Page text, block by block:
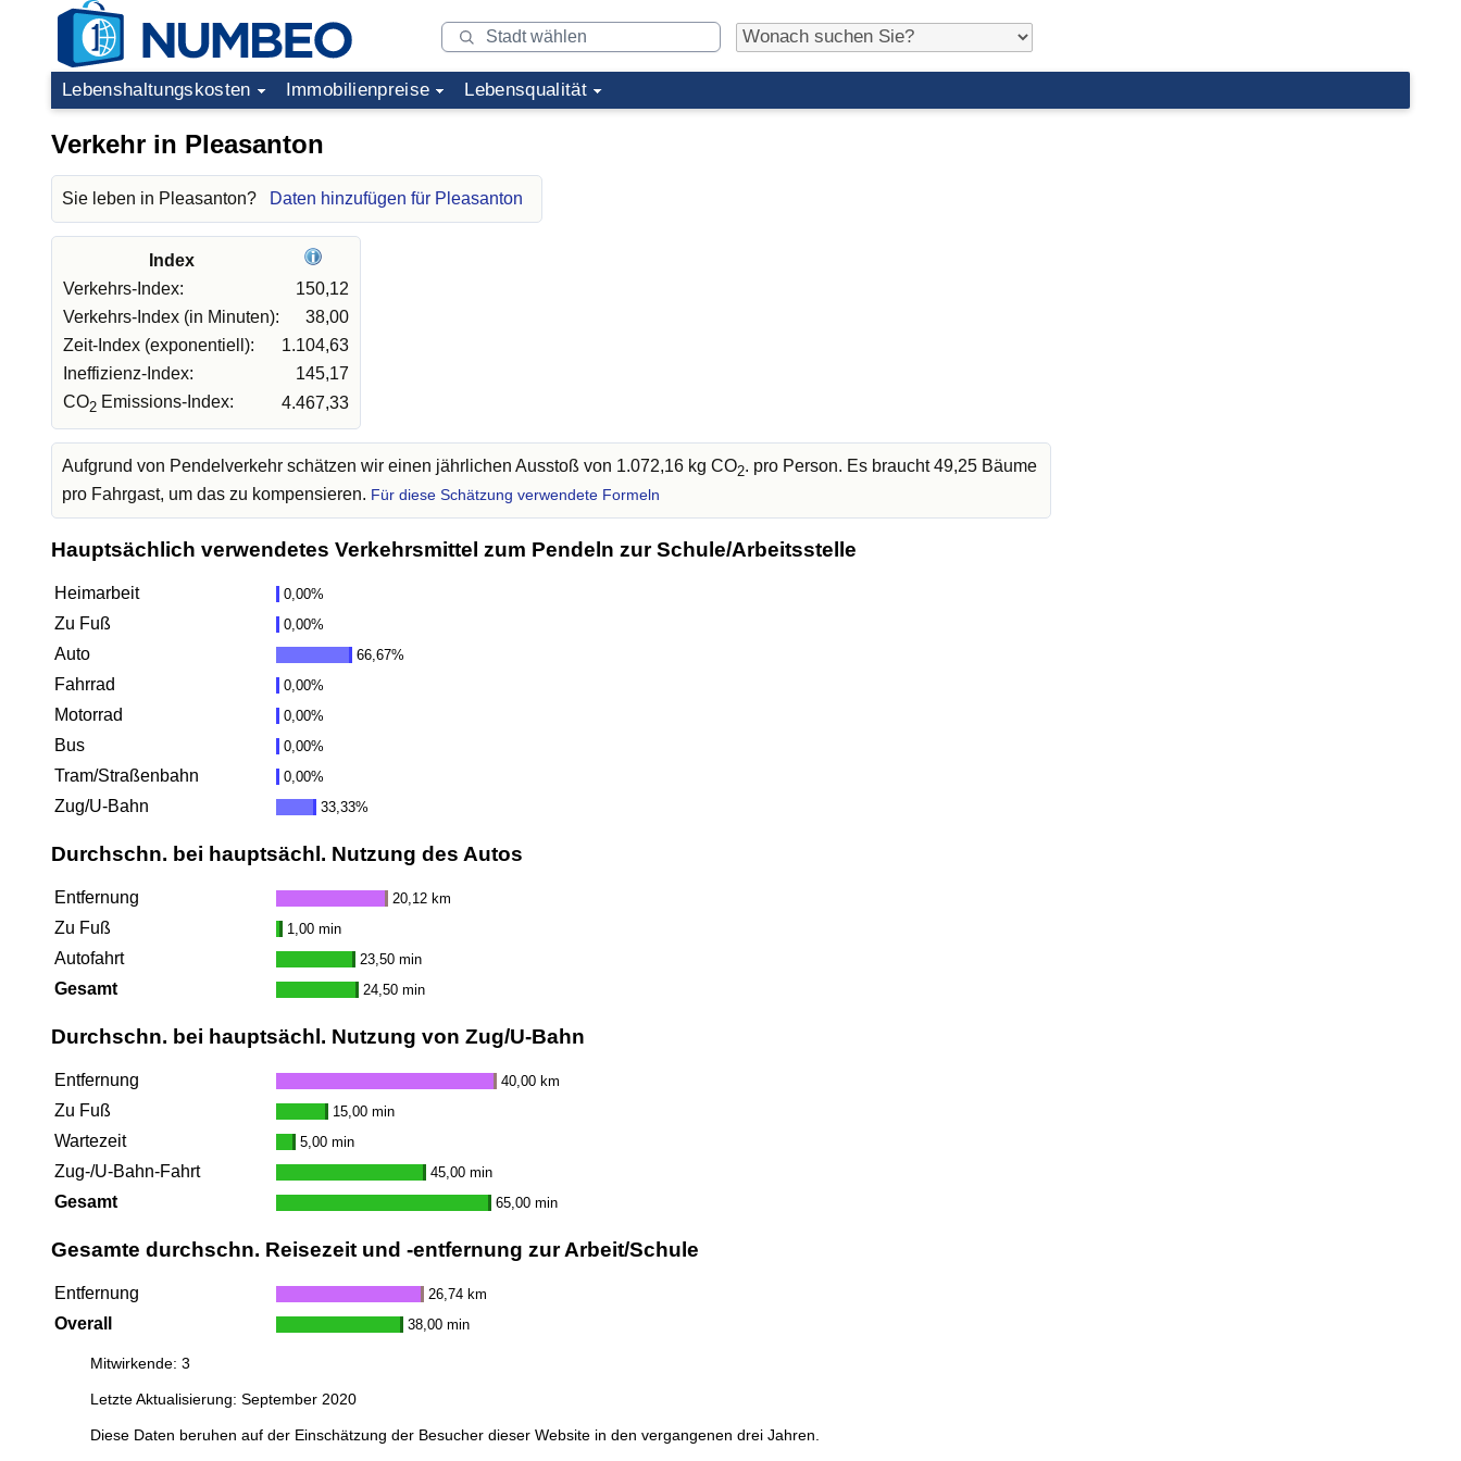
Lebenshaltungskosten Immobilienpreise Lebensqualität
Verkehr in Pleasanton
Sie leben in Pleasanton? Daten hinzufügen für Pleasanton
Index
Verkehrs-Index:
150,12
Verkehrs-Index (in Minuten):
38,00
Zeit-Index (exponentiell):
1.104,63
Ineffizienz-Index:
145,17
CO2 Emissions-Index: 4.467,33
Aufgrund von Pendelverkehr schätzen wir einen jährlichen Ausstoß von 1.072,16 kg CO2. pro Person. Es braucht 49,25 Bäume
pro Fahrgast, um das zu kompensieren. Für diese Schätzung verwendete Formeln
Hauptsächlich verwendetes Verkehrsmittel zum Pendeln zur Schule/Arbeitsstelle
Heimarbeit 0,00%
Zu Fuß 0,00%
Auto 66,67%
Fahrrad 0,00%
Motorrad 0,00%
Bus 0,00%
Tram/Straßenbahn 0,00%
Zug/U-Bahn 33,33%
Durchschn. bei hauptsächl. Nutzung des Autos
Entfernung 20,12 km
Zu Fuß 1,00 min
Autofahrt 23,50 min
Gesamt 24,50 min
Durchschn. bei hauptsächl. Nutzung von Zug/U-Bahn
Entfernung 40,00 km
Zu Fuß 15,00 min
Wartezeit 5,00 min
Zug-/U-Bahn-Fahrt 45,00 min
Gesamt 65,00 min
Gesamte durchschn. Reisezeit und -entfernung zur Arbeit/Schule
Entfernung 26,74 km
Overall 38,00 min
Mitwirkende: 3
Letzte Aktualisierung: September 2020
Diese Daten beruhen auf der Einschätzung der Besucher dieser Website in den vergangenen drei Jahren.